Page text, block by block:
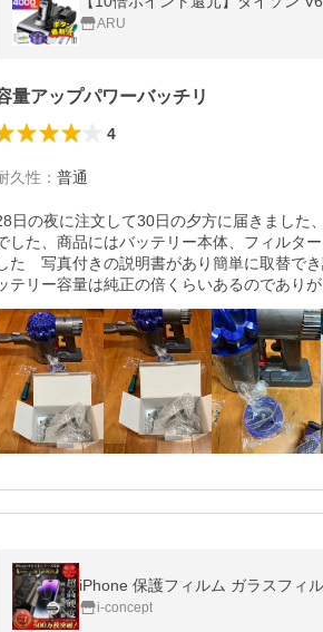
ARU
量アップパワーバッチリ
4
久性 ： 普通
日の夜に注文して30日の夕方に届きました
した、商品にはバッテリー本体、フィルタ
た　写真付きの説明書があり簡単に取替で
テリー容量は純正の倍くらいあるのであり
i-concept